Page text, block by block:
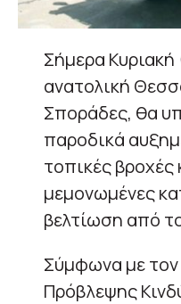
Σήμερα
ανατολική
Σποράδες, θα
παροδικά
τοπικές
μεμονωμένες
βελτίωση από
Σύμφωνα με
Πρόβλεψης